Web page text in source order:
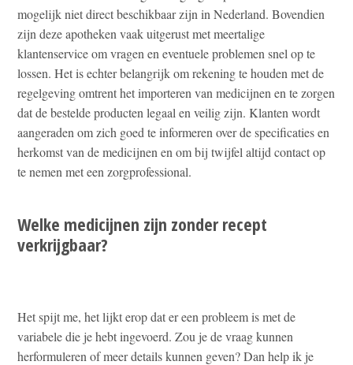
mogelijk niet direct beschikbaar zijn in Nederland. Bovendien
zijn deze apotheken vaak uitgerust met meertalige
klantenservice om vragen en eventuele problemen snel op te
lossen. Het is echter belangrijk om rekening te houden met de
regelgeving omtrent het importeren van medicijnen en te zorgen
dat de bestelde producten legaal en veilig zijn. Klanten wordt
aangeraden om zich goed te informeren over de specificaties en
herkomst van de medicijnen en om bij twijfel altijd contact op
te nemen met een zorgprofessional.
Welke medicijnen zijn zonder recept
verkrijgbaar?
Het spijt me, het lijkt erop dat er een probleem is met de
variabele die je hebt ingevoerd. Zou je de vraag kunnen
herformuleren of meer details kunnen geven? Dan help ik je